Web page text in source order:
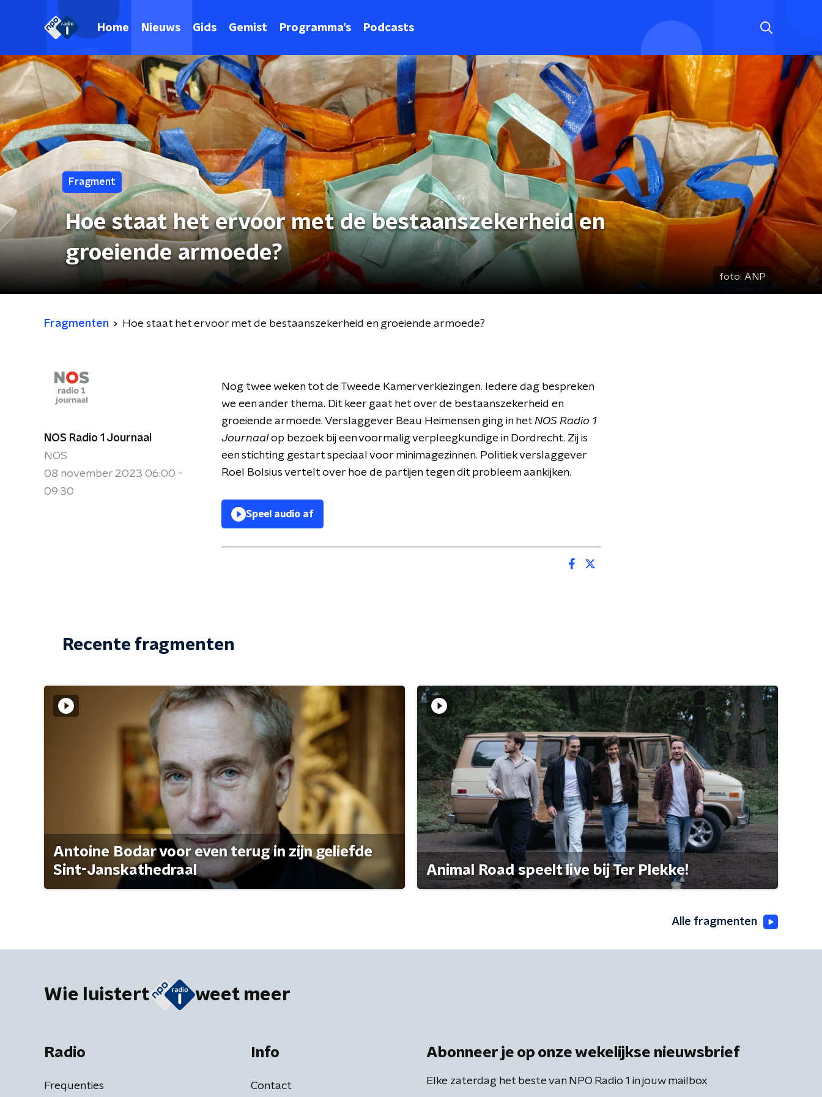
Home Nieuws Gids Gemist Programma's Podcasts
Fragment
Hoe staat het ervoor met de bestaanszekerheid en
groeiende armoede?
foto: ANP
Fragmenten Hoe staat het ervoor met de bestaanszekerheid en groeiende armoede?
NOS Radio 1 Journaal
NOS
08 november 2023 06:00 -
09:30
Nog twee weken tot de Tweede Kamerverkiezingen. Iedere dag bespreken
we een ander thema. Dit keer gaat het over de bestaanszekerheid en
groeiende armoede. Verslaggever Beau Heimensen ging in het NOS Radio 1
Journaalop bezoek bij een voormalig verpleegkundige in Dordrecht. Zij is
een stichting gestart speciaal voor minimagezinnen. Politiek verslaggever
Roel Bolsius vertelt over hoe de partijen tegen dit probleem aankijken.
Speel audio af
Recente fragmenten
Antoine Bodar voor even terug in zijn geliefde
Sint-Janskathedraal
Animal Road speelt live bij Ter Plekke!
Alle fragmenten
Wie luistert weet meer
Radio
Frequenties
Info
Contact
Abonneer je op onze wekelijkse nieuwsbrief
Elke zaterdag het beste van NPO Radio 1 in jouw mailbox